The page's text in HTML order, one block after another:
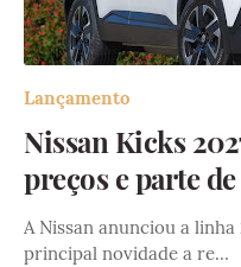
Lançamento
Nissan Kicks
preços e parte
A Nissan anunciou a
principal novidade a re…